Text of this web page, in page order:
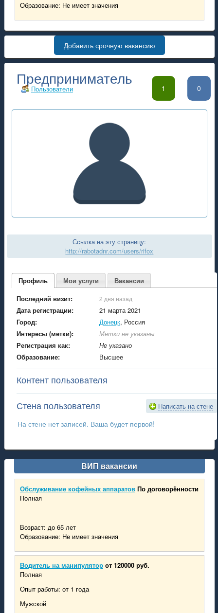
Образование: Не имеет значения
Добавить срочную вакансию
1 0
Пользователи
Предприниматель
Ссылка на эту страницу:
http://rabotadnr.com/users/rifox
Профиль Мои услуги
Вакансии
Последний визит:
2 дня назад
Дата регистрации:
21 марта 2021
Город:
Донецк, Россия
Интересы (метки):
Метки не указаны
Регистрация как:
Не указано
Образование:
Высшее
Контент пользователя
Стена пользователя Написать на стене
На стене нет записей. Ваша будет первой!
ВИП вакансии
Обслуживание кофейных аппаратов По договорённости
Полная
Возраст: до 65 лет
Образование: Не имеет значения
Водитель на манипулятор от 120000 руб.
Полная
Опыт работы: от 1 года
Мужской